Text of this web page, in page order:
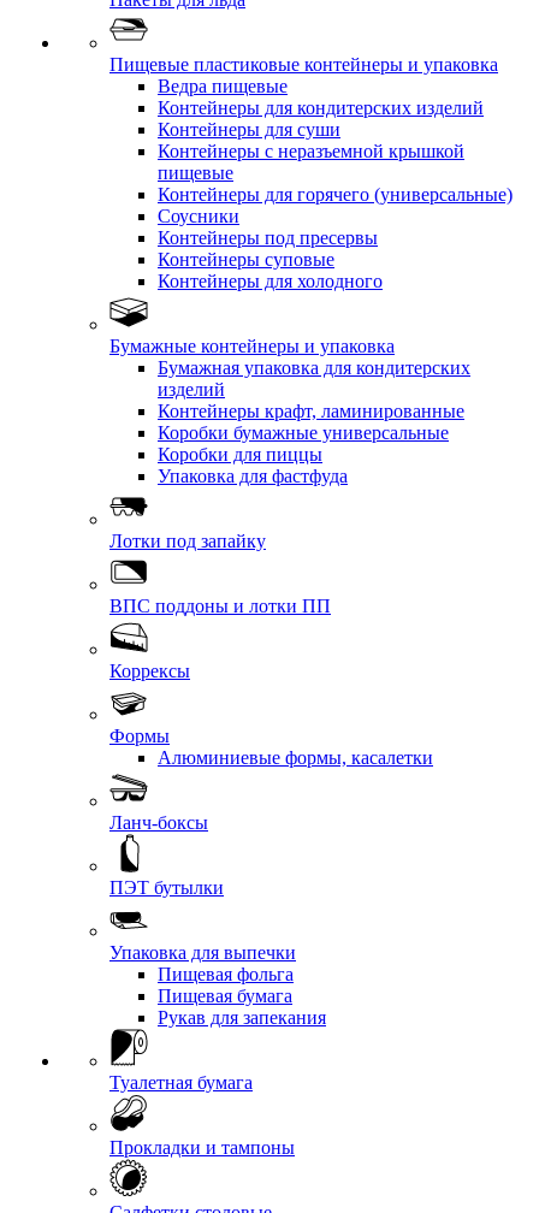
Пищевые пластиковые контейнеры и упаковка
Ведра пищевые
Контейнеры для кондитерских изделий
Контейнеры для суши
Контейнеры с неразъемной крышкой
пищевые
Контейнеры для горячего (универсальные)
Соусники
Контейнеры под пресервы
Контейнеры суповые
Контейнеры для холодного
Бумажные контейнеры и упаковка
Бумажная упаковка для кондитерских
изделий
Контейнеры крафт, ламинированные
Коробки бумажные универсальные
Коробки для пиццы
Упаковка для фастфуда
Лотки под запайку
ВПС поддоны и лотки ПП
Коррексы
Формы
Алюминиевые формы, касалетки
Ланч-боксы
ПЭТ бутылки
Упаковка для выпечки
Пищевая фольга
Пищевая бумага
Рукав для запекания
Туалетная бумага
Прокладки и тампоны